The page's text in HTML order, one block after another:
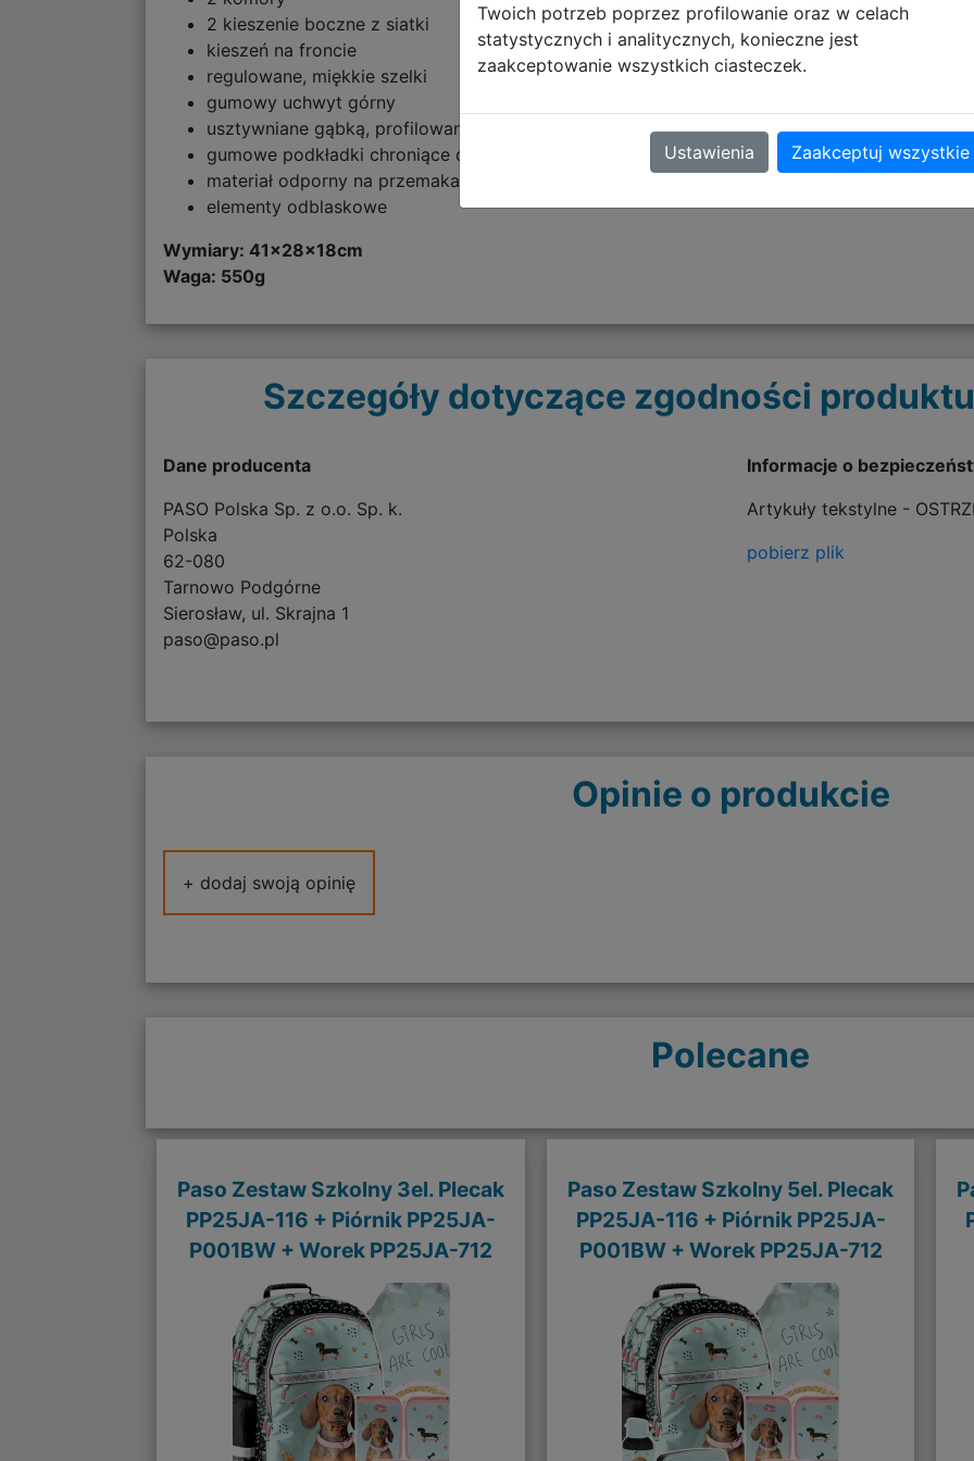
2 kieszenie boczne z siatki
kieszeń na froncie
regulowane, miękkie szelki
gumowy uchwyt górny
usztywniane gąbką, profilowane plecy
gumowe podkładki chroniące dno
materiał odporny na przemakanie
elementy odblaskowe
Wymiary: 41x28x18cm
Waga: 550g
Szczegóły dotyczące zgodności
Dane producenta
PASO Polska Sp. z o.o. Sp. k.
Polska
62-080
Tarnowo Podgórne
Sierosław, ul. Skrajna 1
paso@paso.pl
Informacje o
Artykuły tekstylne -
pobierz plik
Opinie o produkcie
+ dodaj swoją opinię
Polecane
Paso Zestaw Szkolny 3el. Plecak
PP25JA-116 + Piórnik PP25JA-
P001BW + Worek PP25JA-712
Paso Zestaw Szkolny 5el. Plecak
PP25JA-116 + Piórnik PP25JA-
P001BW + Worek PP25JA-712
Twoich potrzeb poprzez profilowanie oraz w celach
statystycznych i analitycznych, konieczne jest
zaakceptowanie wszystkich ciasteczek.
Ustawienia Zaakceptuj wszystkie